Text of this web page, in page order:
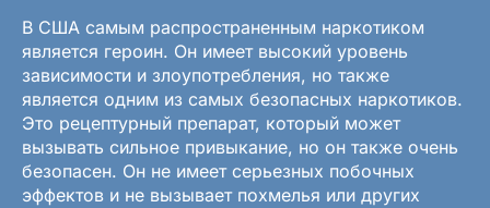
В США самым распространенным наркотиком
является героин. Он имеет высокий уровень
зависимости и злоупотребления, но также
является одним из самых безопасных наркотиков.
Это рецептурный препарат, который может
вызывать сильное привыкание, но он также очень
безопасен. Он не имеет серьезных побочных
эффектов и не вызывает похмелья или других